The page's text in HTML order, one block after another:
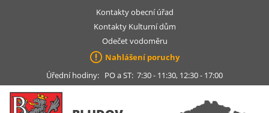
Kontakty obecní úřad
Kontakty Kulturní dům
Odečet vodoměru
Nahlášení poruchy
Úřední hodiny: PO a ST: 7:30 - 11:30, 12:30 - 17:00